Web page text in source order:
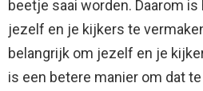
beetje saai worden. Daarom
jezelf en je kijkers te
belangrijk om jezelf en je
is een betere manier om dat